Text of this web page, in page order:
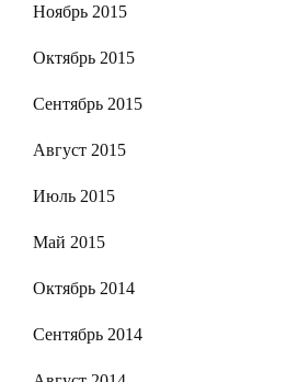
Ноябрь 2015
Октябрь 2015
Сентябрь 2015
Август 2015
Июль 2015
Май 2015
Октябрь 2014
Сентябрь 2014